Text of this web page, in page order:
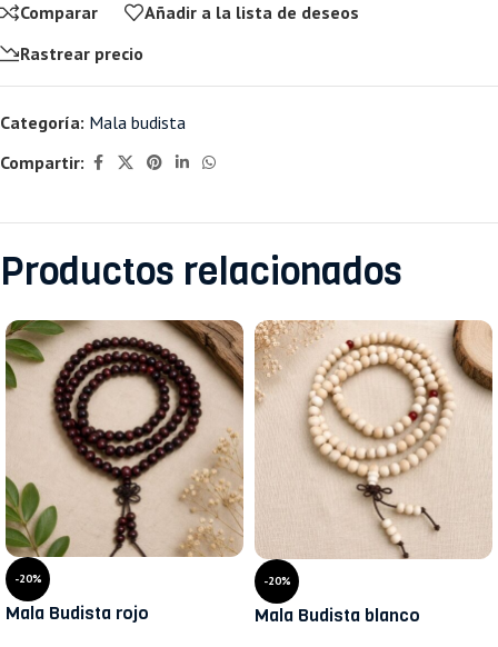
Comparar
Añadir a la lista de deseos
Rastrear precio
Categoría: Mala budista
Compartir:
Productos relacionados
-20%
Mala Budista rojo
-20%
Mala Budista blanco